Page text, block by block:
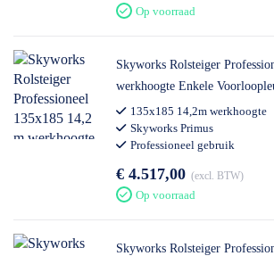
Op voorraad
Skyworks Rolsteiger
werkhoogte Enkele
135x185 14,2m werkhoogte
Skyworks Primus
Professioneel gebruik
€ 4.517,00 excl. BTW
Op voorraad
Skyworks Rolsteiger